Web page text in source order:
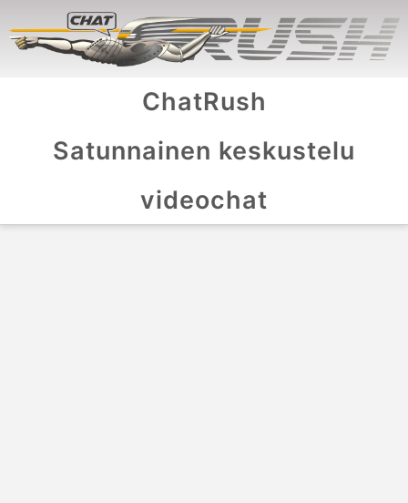
ChatRush
Satunnainen keskustelu
videochat